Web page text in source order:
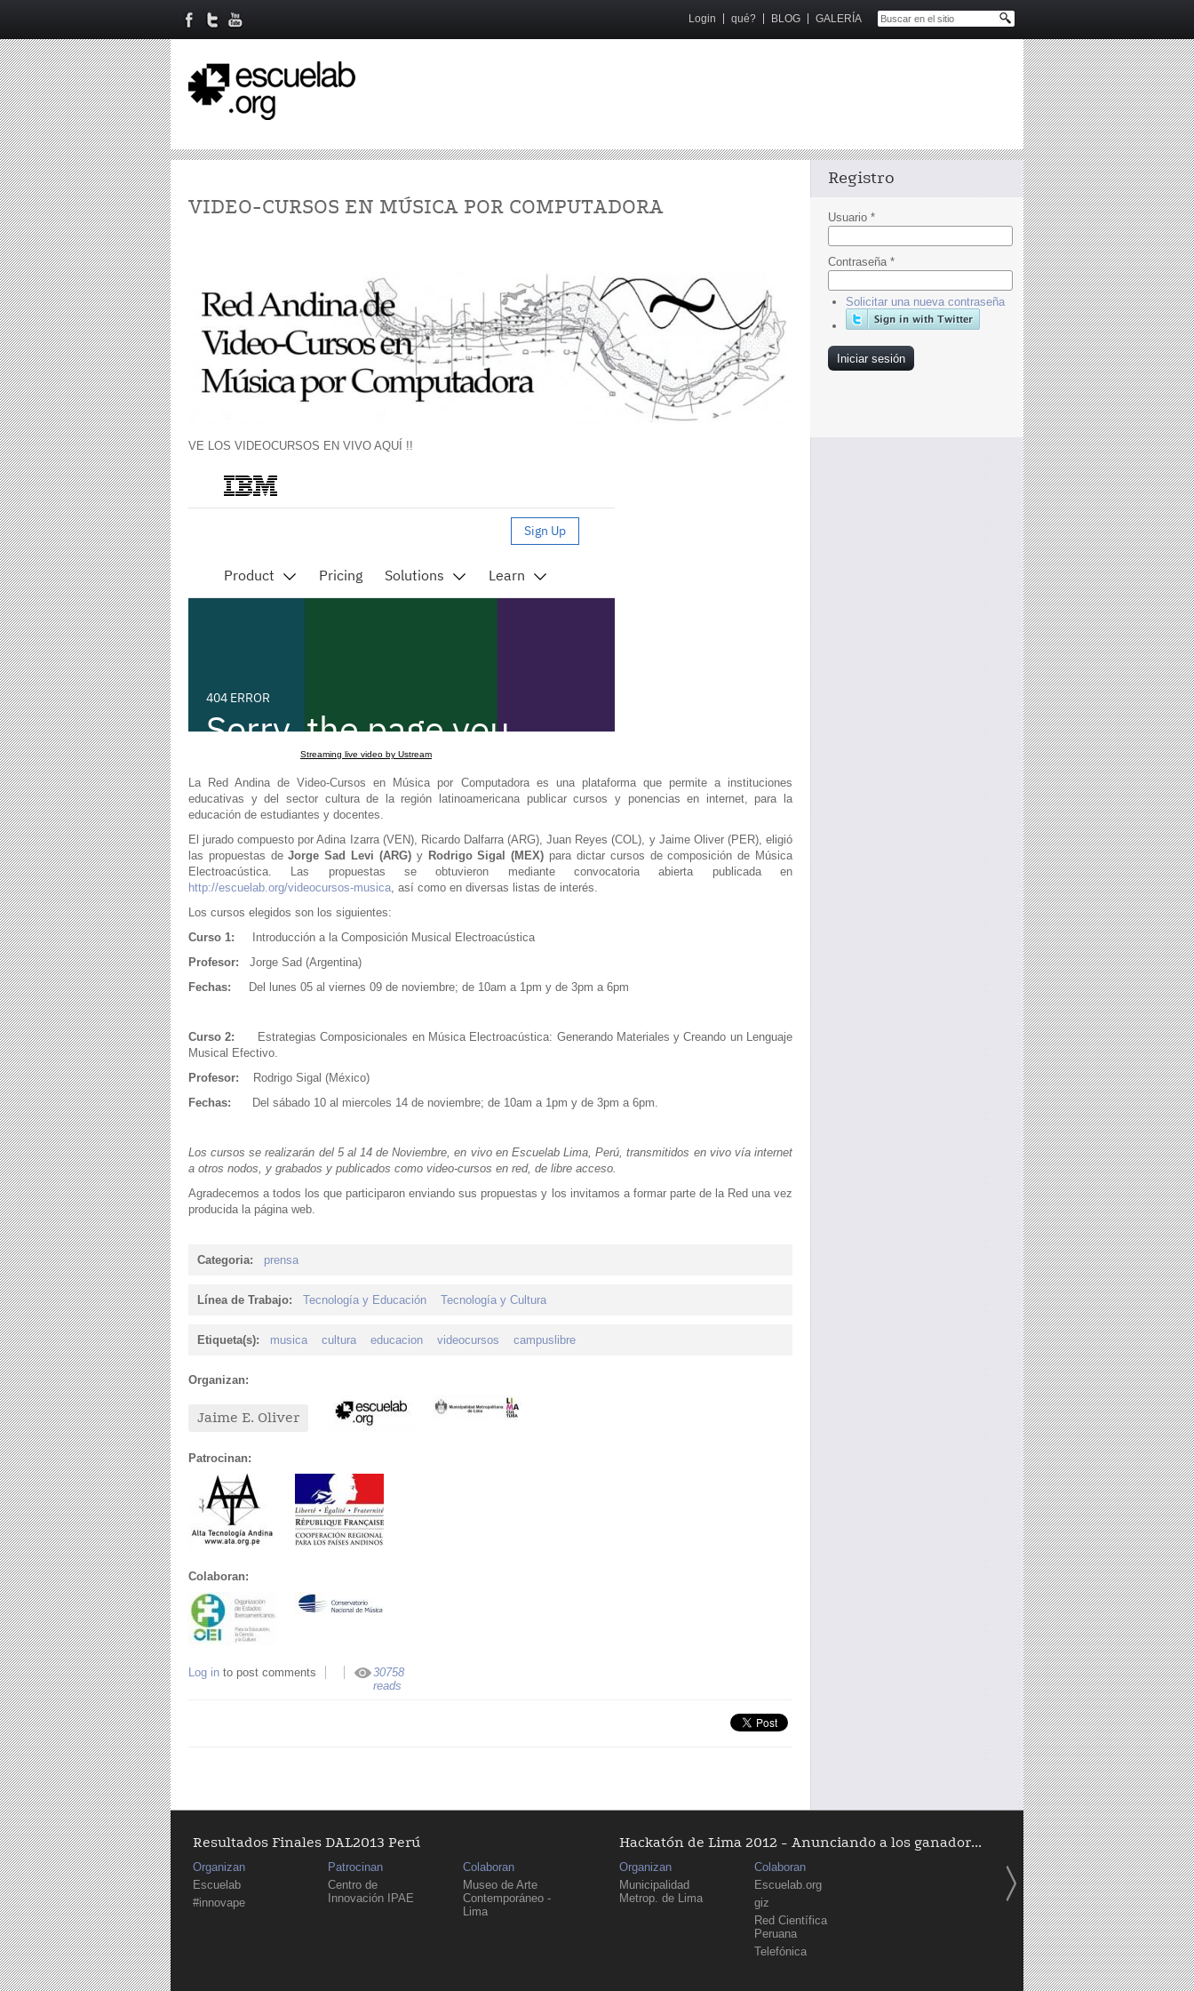
Login qué? BLOG GALERÍA
VIDEO-CURSOS EN MÚSICA POR COMPUTADORA
VE LOS VIDEOCURSOS EN VIVO AQUÍ !!
Streaming live video by Ustream
La Red Andina de Video-Cursos en Música por Computadora es una plataforma que permite a instituciones
educativas y del sector cultura de la región latinoamericana publicar cursos y ponencias en internet, para la
educación de estudiantes y docentes.
El jurado compuesto por Adina Izarra (VEN), Ricardo Dalfarra (ARG), Juan Reyes (COL), y Jaime Oliver (PER), eligió
las propuestas deJorge Sad Levi (ARG)y Rodrigo Sigal (MEX) para dictar cursos de composición de Música
Electroacústica. Las propuestas se obtuvieron mediante convocatoria abierta publicada en
http://escuelab.org/videocursos-musica, así como en diversas listas de interés.
Los cursos elegidos son los siguientes:
Curso 1: Introducción a la Composición Musical Electroacústica
Profesor: Jorge Sad (Argentina)
Fechas: Del lunes 05 al viernes 09 de noviembre; de 10am a 1pm y de 3pm a 6pm
Curso 2: Estrategias Composicionales en Música Electroacústica: Generando Materiales y Creando un Lenguaje
Musical Efectivo.
Profesor: Rodrigo Sigal (México)
Fechas: Del sábado 10 al miercoles 14 de noviembre; de 10am a 1pm y de 3pm a 6pm.
Los cursos se realizarán del 5 al 14 de Noviembre, en vivo en Escuelab Lima, Perú, transmitidos en vivo vía internet
a otros nodos, y grabados y publicados como video-cursos en red, de libre acceso.
Agradecemos a todos los que participaron enviando sus propuestas y los invitamos a formar parte de la Red una vez
producida la página web.
Categoria: prensa
Línea de Trabajo: Tecnología y Educación Tecnología y Cultura
Etiqueta(s): musica cultura educacion videocursos campuslibre
Organizan:
Jaime E. Oliver
Patrocinan:
Colaboran:
Log in to post comments
30758
reads
Registro
Usuario *
Contraseña *
Solicitar una nueva contraseña
Resultados Finales DAL2013 Perú
Organizan
Escuelab
#innovape
Patrocinan
Centro de
Innovación IPAE
Colaboran
Museo de Arte
Contemporáneo -
Lima
Hackatón de Lima 2012 - Anunciando a los ganador...
Organizan
Municipalidad
Metrop. de Lima
Colaboran
Escuelab.org
giz
Red Científica
Peruana
Telefónica